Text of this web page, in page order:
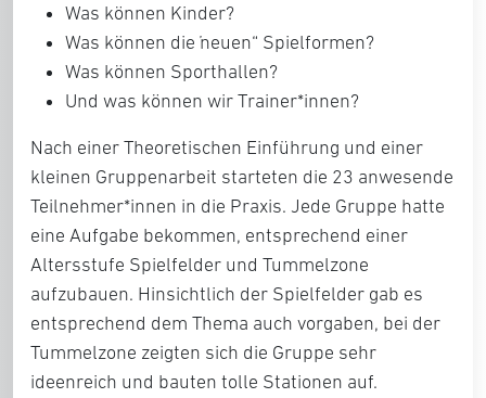
Was können Kinder?
Was können die „neuen“ Spielformen?
Was können Sporthallen?
Und was können wir Trainer*innen?
Nach einer Theoretischen Einführung und einer
kleinen Gruppenarbeit starteten die 23 anwesende
Teilnehmer*innen in die Praxis. Jede Gruppe hatte
eine Aufgabe bekommen, entsprechend einer
Altersstufe Spielfelder und Tummelzone
aufzubauen. Hinsichtlich der Spielfelder gab es
entsprechend dem Thema auch vorgaben, bei der
Tummelzone zeigten sich die Gruppe sehr
ideenreich und bauten tolle Stationen auf.